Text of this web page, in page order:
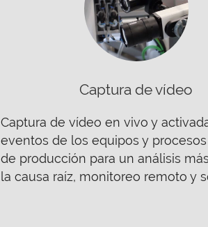
Captura de vídeo
Captura de vídeo en vivo y
eventos de los equipos y
de producción para un análisis
la causa raíz, monitoreo remoto y